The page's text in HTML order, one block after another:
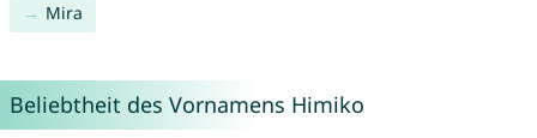
Mira
Beliebtheit des Vornamens Himiko